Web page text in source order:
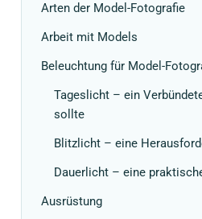
Arten der Model-Fotografie
Arbeit mit Models
Beleuchtung für Model-
Tageslicht – ein
sollte
Blitzlicht – eine
Dauerlicht – eine
Ausrüstung